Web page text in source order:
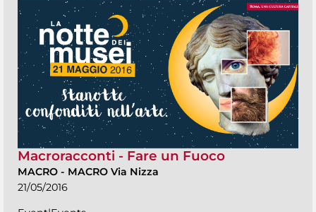
Macroracconti - Fare un Fuoco
MACRO - MACRO Via Nizza
21/05/2016